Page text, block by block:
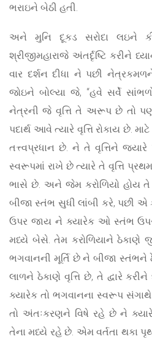
ભરાઇને બેઠી હતી.
અને મુનિ દૂકડ સરોદા લઇને
શ્રીજીમહારાજે અંતર્દૃષ્ટિ કરીને
વાર દર્શન દીધા ને પછી
જોઇને બોલ્યા જે, “હવે સર્વે
નેત્રની જે વૃત્તિ તે અરૂપ છે તો
પદાર્થ આવે ત્યારે વૃત્તિ રોકાય છે.
તત્ત્વપ્રધાન છે. ને તે વૃત્તિને જ્યારે
સ્વરૂપમાં રાખે છે ત્યારે તે વૃત્તિ પ્રથમ
ભાસે છે. અને જેમ કરોળિયો હોય
બીજા સ્તંભ સુધી લાંબી કરે, પછી એ
ઉપર જાય ને ક્યારેક ઓ સ્તંભ
મધ્યે બેસે. તેમ કરોળિયાને
ભગવાનની મૂર્તિ છે ને બીજા
લાળને ઠેકાણે વૃત્તિ છે, તે દ્વારે
ક્યારેક તો ભગવાનના સ્વરૂપ
તો અંતઃકરણને વિષે રહે છે ને
તેના મધ્યે રહે છે. એમ વર્તતા થકા